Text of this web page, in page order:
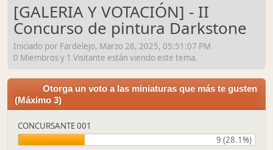
[GALERIA Y VOTACIÓN] - II
Concurso de pintura Darkstone
Iniciado por Fardelejo, Marzo 28, 2025, 05:51:07 PM
0 Miembros y 1 Visitante están viendo este tema.
Otorga un voto a las miniaturas que más te gusten
(Máximo 3)
CONCURSANTE 001
9 (28.1%)